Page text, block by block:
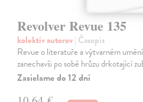
Revolver Revue 135
kolektív autorov| Časopis
Revue o literatuře a výtvarném
zanechavši po sobě hrůzu drkotající
Zasielame do 12 dní